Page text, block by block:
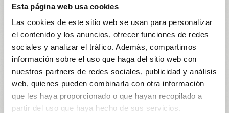
Esta página web usa cookies
Las cookies de este sitio web se usan para personalizar
el contenido y los anuncios, ofrecer funciones de redes
sociales y analizar el tráfico. Además, compartimos
información sobre el uso que haga del sitio web con
nuestros partners de redes sociales, publicidad y análisis
web, quienes pueden combinarla con otra información
que les haya proporcionado o que hayan recopilado a
partir del uso que haya hecho de sus servicios.
puede adquirir en nuestro almacén Base. De
esta manera, podéis colaborar ya sea
comprando las papeletas mensuales, como
la de septiembre, o el décimo de Navidad
para participar en el sorteo especial.
Con un pequeño gesto podéis compartir la
ilusión del sorteo y, al mismo tiempo,
transformar vuestra ayuda en alimentos
para quienes más lo necesitan.